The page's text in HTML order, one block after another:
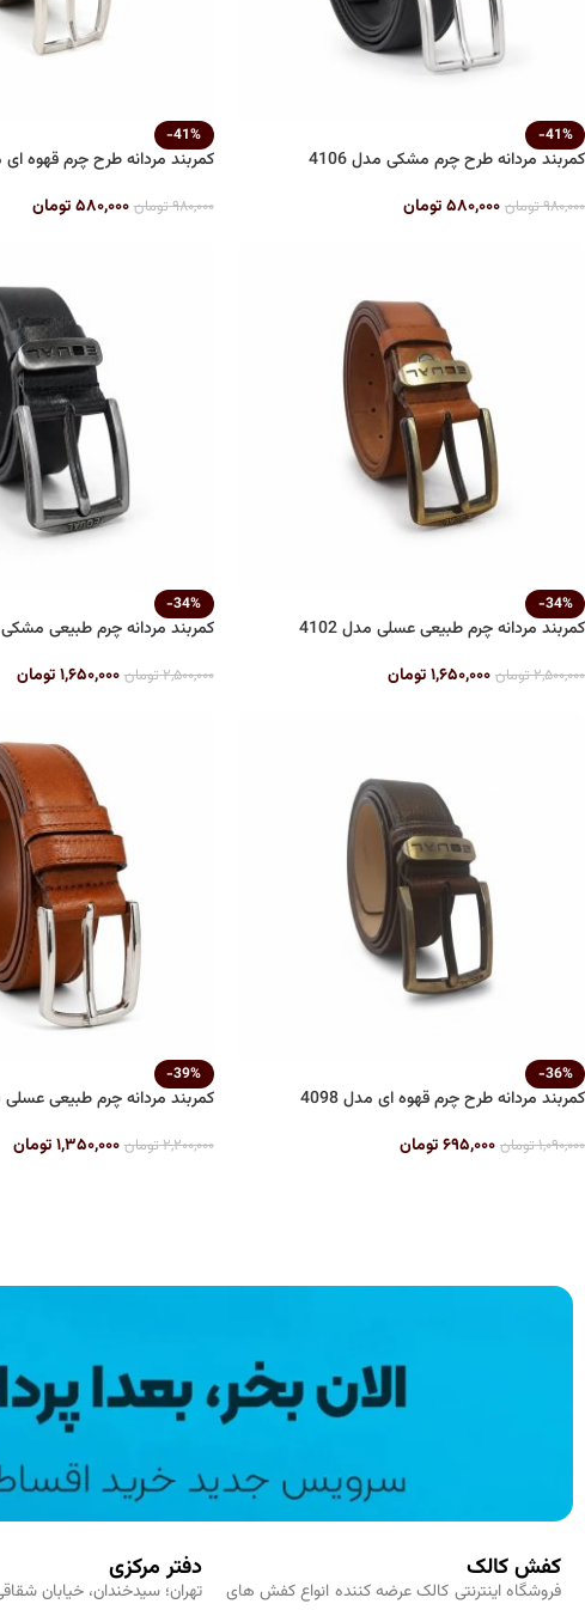
-41%
کمربند مردانه طرح چرم مشکی مدل 4106
۹۸۰,۰۰۰تومان ۵۸۰,۰۰۰تومان
-41%
کمربند مردانه طرح چرم قهوه ای
۹۸۰,۰۰۰تومان ۵۸۰,۰۰۰ تومان
-34%
کمربند مردانه چرم طبیعی عسلی مدل 4102
۲,۵۰۰,۰۰۰تومان ۱,۶۵۰,۰۰۰تومان
-34%
کمربند مردانه چرم طبیعی مشکی
۲,۵۰۰,۰۰۰تومان ۱,۶۵۰,۰۰۰ تومان
-36%
کمربند مردانه طرح چرم قهوه ای مدل 4098
۱,۰۹۰,۰۰۰تومان ۶۹۵,۰۰۰تومان
-39%
کمربند مردانه چرم طبیعی عسلی
۲,۲۰۰,۰۰۰تومان ۱,۳۵۰,۰۰۰ تومان
کفش کالک
فروشگاه اینترنتی کالک عرضه کننده انواع کفش های
دفتر مرکزی
تهران؛ سیدخندان، خیابان